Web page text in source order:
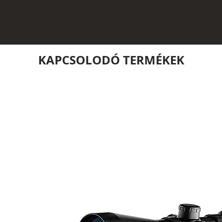
KAPCSOLODÓ TERMÉKEK